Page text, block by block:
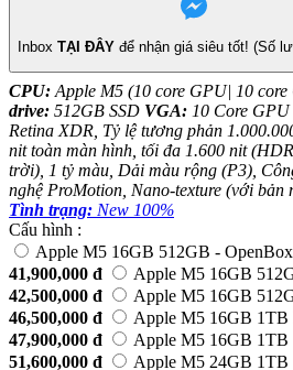
Inbox TẠI ĐÂY để nhận giá siêu tốt! (Số
CPU: Apple M5 (10 core GPU| 10
drive: 512GB SSD VGA: 10 Core GPU
Retina XDR, Tỷ lệ tương phản
nit toàn màn hình, tối đa 1.600 nit
trời), 1 tỷ màu, Dải màu rộng (P3),
nghệ ProMotion, Nano-texture (với bản
Tình trạng: New 100%
Cấu hình :
Apple M5 16GB 512GB -
41,900,000 đ
Apple M5 16GB
42,500,000 đ
Apple M5 16GB
46,500,000 đ
Apple M5 16GB
47,900,000 đ
Apple M5 16GB 1TB
51,600,000 đ
Apple M5 24GB 1TB